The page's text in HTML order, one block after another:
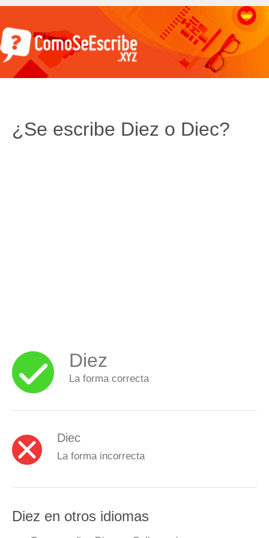
¿Se escribe Diez o Diec?
Diez
La forma correcta
Diec
La forma incorrecta
Diez en otros idiomas